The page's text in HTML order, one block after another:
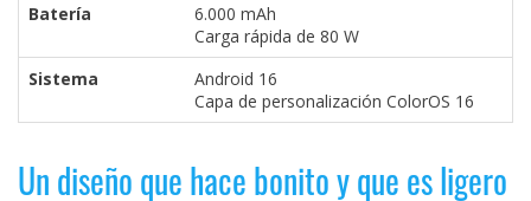
Batería
6.000 mAh
Carga rápida de 80 W
Sistema
Android 16
Capa de personalización ColorOS 16
Un diseño que hace bonito y que es ligero